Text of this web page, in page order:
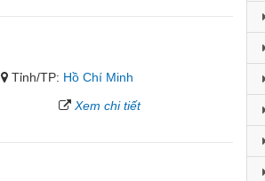
Tỉnh/TP: Hồ Chí Minh
Xem chi tiết